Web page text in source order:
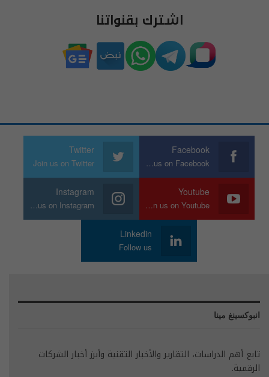
اشترك بقنواتنا
Facebook
Join us on Facebook
Twitter
Join us on Twitter
Youtube
Join us on Youtube
Instagram
Join us on Instagram
Linkedin
Follow us
انبوكسينغ مينا
تابع أهم الدراسات، التقارير والأخبار التقنية وأبرز أخبار الشركات
الرقمية.